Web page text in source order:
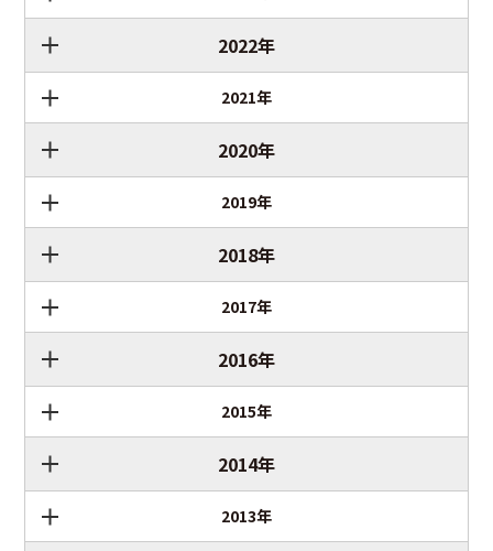
2022年
2021年
2020年
2019年
2018年
2017年
2016年
2015年
2014年
2013年